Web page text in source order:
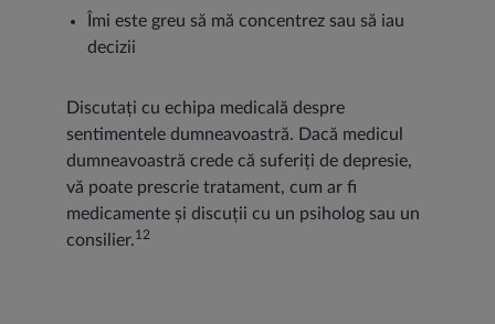
Îmi este greu să mă concentrez sau să iau
decizii
Discutați cu echipa medicală despre
sentimentele dumneavoastră. Dacă medicul
dumneavoastră crede că suferiți de depresie,
vă poate prescrie tratament, cum ar fi
medicamente și discuții cu un psiholog sau un
consilier.12